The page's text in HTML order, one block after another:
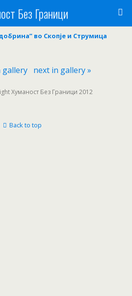
Без Граници
во Скопје и Струмица
gallery next in gallery »
Хуманост Без Граници 2012
Back to top